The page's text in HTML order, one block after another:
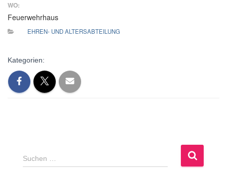
WO:
Feuerwehrhaus
EHREN- UND ALTERSABTEILUNG
Kategorien:
S
u
Suchen …